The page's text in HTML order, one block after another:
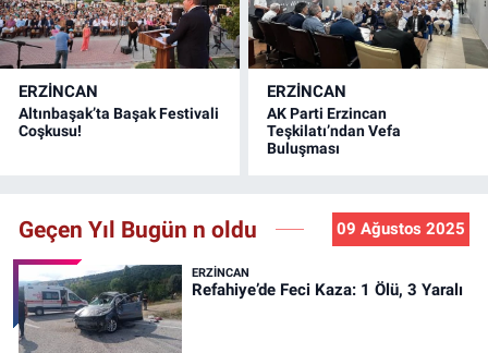
ERZINCAN
Altınbaşak’ta Başak Festivali
Coşkusu!
ERZINCAN
AK Parti Erzincan
Teşkilatı’ndan Vefa
Buluşması
Geçen Yıl Bugün n oldu 09 Ağustos 2025
ERZINCAN
Refahiye’de Feci Kaza: 1 Ölü, 3 Yaralı